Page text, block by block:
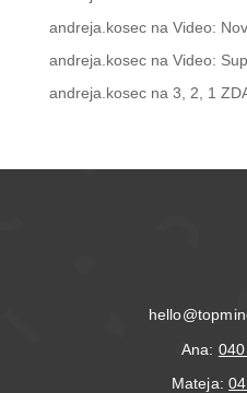
andreja.kosecna Video:
andreja.kosecna Video:
andreja.kosecna 3, 2, 1
Ana:
Mateja: